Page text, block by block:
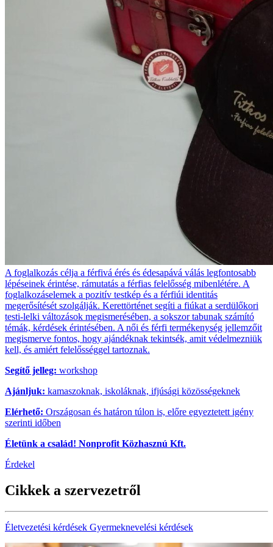
A foglalkozás célja a férfivá érés és édesapává válás legfontosabb
lépéseinek érintése, rámutatás a férfias felelősség mibenlétére. A
foglalkozáselemek a pozitív testkép és a férfiúi identitás
megerősítését szolgálják. Kerettörténet segíti a fiúkat a serdülőkori
testi-lelki változások megismerésében, a sokszor tabunak számító
témák, kérdések érintésében. A női és férfi termékenység jellemzőit
megismerve fontos, hogy ajándéknak tekintsék, amit védelmezniük
kell, és amiért felelősséggel tartoznak.
Segítő jelleg: workshop
Ajánljuk: kamaszoknak, iskoláknak, ifjúsági közösségeknek
Elérhető: Országosan és határon túlon is, előre egyeztetett igény
szerinti időben
Életünk a család! Nonprofit Közhasznú Kft.
Érdekel
Cikkek a szervezetről
Életvezetési kérdések Gyermeknevelési kérdések